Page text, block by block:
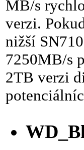
MB/s
verzi.
nižší
7250MB/s
2TB verzi